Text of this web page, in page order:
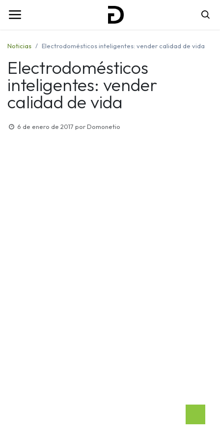
Noticias Electrodomésticos inteligentes: vender calidad de vida
Electrodomésticos
inteligentes: vender
calidad de vida
6 de enero de 2017 porDomonetio